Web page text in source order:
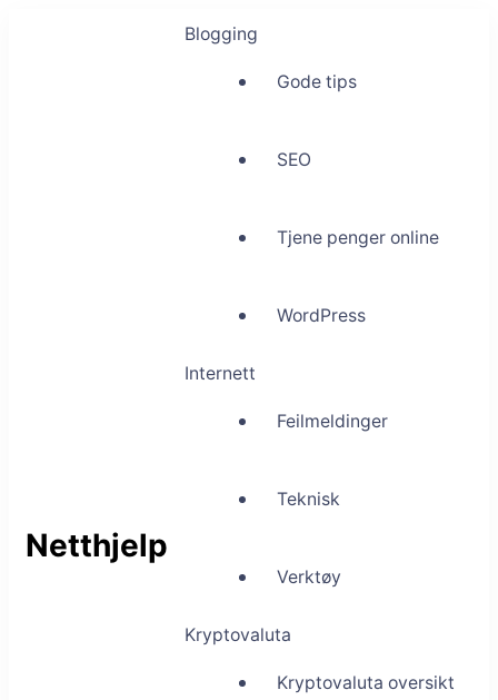
Netthjelp
Blogging
Gode tips
SEO
Tjene penger online
WordPress
Internett
Feilmeldinger
Teknisk
Verktøy
Kryptovaluta
Kryptovaluta oversikt